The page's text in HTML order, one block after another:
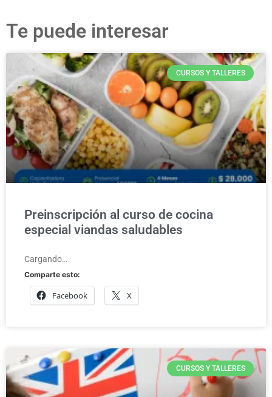
Te puede interesar
CURSOS Y TALLERES
Preinscripción al curso de cocina
especial viandas saludables
Cargando…
Comparte esto:
Facebook X
CURSOS Y TALLERES